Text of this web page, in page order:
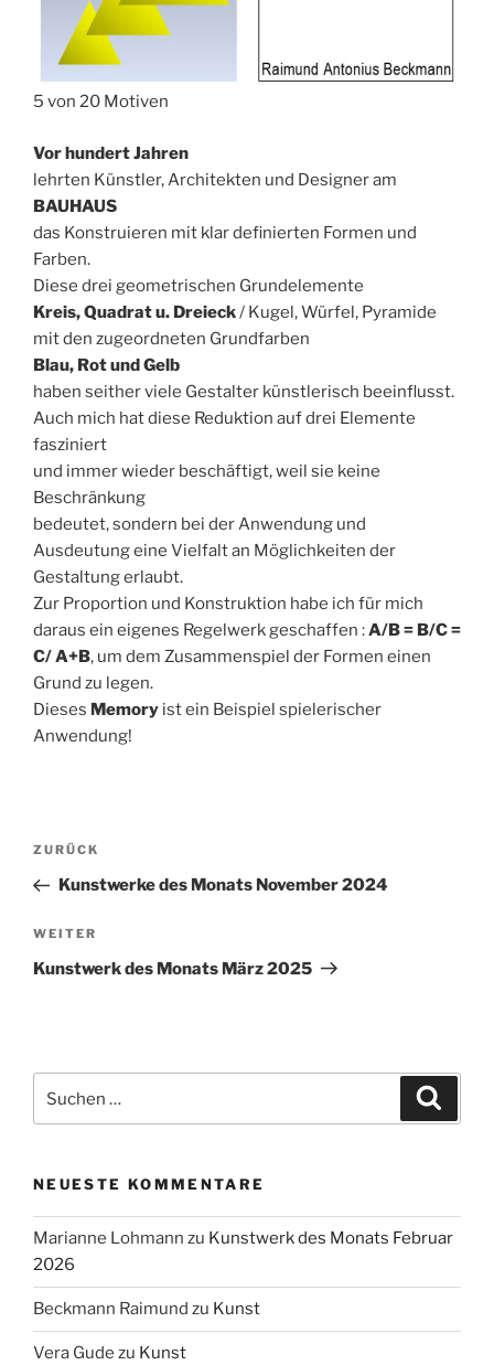
5 von 20 Motiven
Vor hundert Jahren
lehrten Künstler, Architekten und Designer am
BAUHAUS
das Konstruieren mit klar definierten Formen und
Farben.
Diese drei geometrischen Grundelemente
Kreis, Quadrat u. Dreieck/ Kugel, Würfel, Pyramide
mit den zugeordneten Grundfarben
Blau, Rot und Gelb
haben seither viele Gestalter künstlerisch beeinflusst.
Auch mich hat diese Reduktion auf drei Elemente
fasziniert
und immer wieder beschäftigt, weil sie keine
Beschränkung
bedeutet, sondern bei der Anwendung und
Ausdeutung eine Vielfalt an Möglichkeiten der
Gestaltung erlaubt.
Zur Proportion und Konstruktion habe ich für mich
daraus ein eigenes Regelwerk geschaffen :A/B = B/C =
C/ A+B, um dem Zusammenspiel der Formen einen
Grund zu legen.
Dieses Memory ist ein Beispiel spielerischer
Anwendung!
Beitragsnavigation
Vorheriger
Beitrag
ZURÜCK
Kunstwerke des Monats November 2024
Nächster
Beitrag
WEITER
Kunstwerk des Monats März 2025
nach:
NEUESTE KOMMENTARE
Marianne Lohmann zu Kunstwerk des Monats Februar
2026
Beckmann Raimund zu Kunst
Vera Gude zu Kunst